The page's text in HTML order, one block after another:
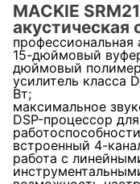
MACKIE
акустическая
профессиональная
15-дюймовый
дюймовый
усилитель класса
Вт;
максимальное
DSP-процессор
встроенный 4-
работа с